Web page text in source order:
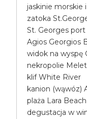
jaskinie morskie
zatoka
St. Georges port
Agios Georgios
widok na wyspę
nekropolie
klif White River
kanion (wąwóz)
plaża Lara
degustacja w